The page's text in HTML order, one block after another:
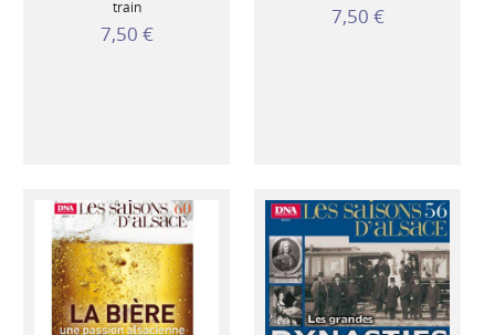
train
7,50 €
7,50 €